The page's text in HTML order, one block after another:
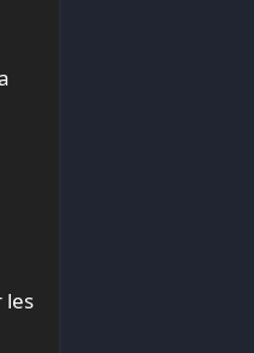
les